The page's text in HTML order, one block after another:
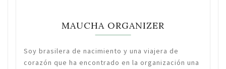
MAUCHA ORGANIZER
Soy brasilera de nacimiento y una viajera de
corazón que ha encontrado en la organización una